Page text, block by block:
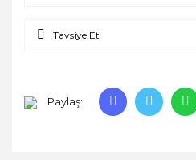
Tavsiye Et
Paylaş: